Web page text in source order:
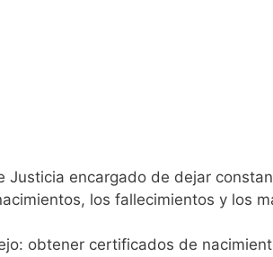
encargado de dejar
los fallecimientos y los
obtener certificados de